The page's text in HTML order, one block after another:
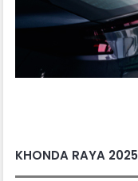
KHONDA RAYA 2025